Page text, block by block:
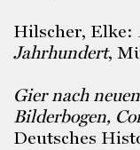
Hilscher, Elke:
Jahrhundert,
Gier nach
Bilderbogen,
Deutsches